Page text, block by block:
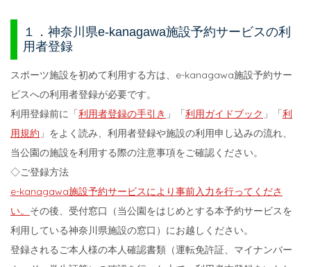
１．神奈川県e-kanagawa施設予約サービスの利
用者登録
スポーツ施設を初めて利用する方は、e-kanagawa施設予約サー
ビスへの利用者登録が必要です。
利用登録前に「利用者登録の手引き 」「利用ガイドブック 」「利
用規約 」をよく読み、利用者登録や施設の利用申し込みの流れ、
当公園の施設を利用する際の注意事項をご確認ください。
◇ご登録方法
e-kanagawa施設予約サービスにより事前入力を行ってくださ
い。 その後、受付窓口（当公園をはじめとする本予約サービスを
利用している神奈川県施設の窓口）にお越しください。
登録されるご本人様の本人確認書類（運転免許証、マイナンバー